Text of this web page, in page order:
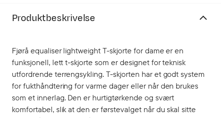
Produktbeskrivelse
Fjørå equaliser lightweight T-skjorte for dame er en
funksjonell, lett t-skjorte som er designet for teknisk
utfordrende terrengsykling. T-skjorten har et godt system
for fukthåndtering for varme dager eller når den brukes
som et innerlag. Den er hurtigtørkende og svært
komfortabel, slik at den er førstevalget når du skal sitte